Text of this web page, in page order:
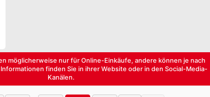
möglicherweise nur für Online-Einkäufe, andere können je nach
finden Sie in ihrer Website oder in den Social-Media-
Kanälen.